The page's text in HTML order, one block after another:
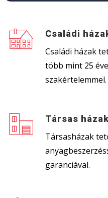
Családi
Családi házak
több mint 25
szakértelemmel.
Társas
Társasházak
garanciával.